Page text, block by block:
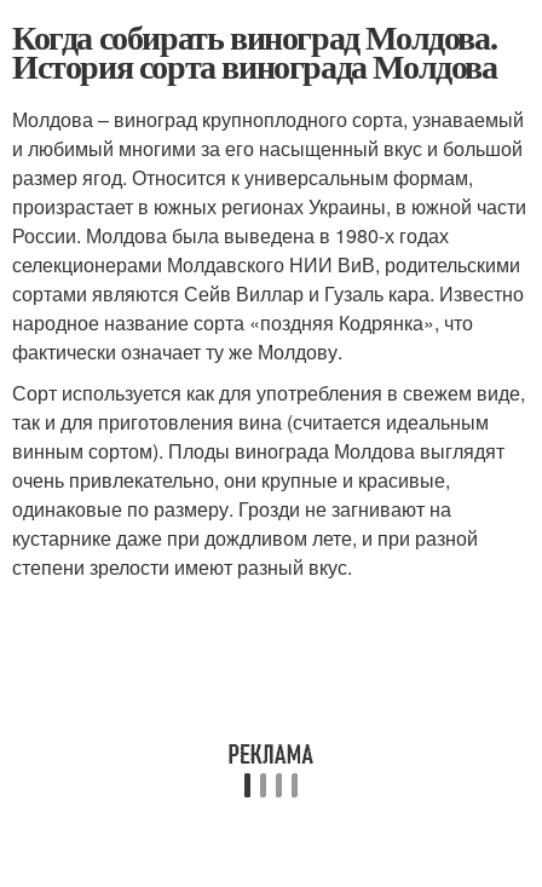
Когда собирать виноград Молдова.
История сорта винограда Молдова
Молдова – виноград крупноплодного сорта, узнаваемый
и любимый многими за его насыщенный вкус и большой
размер ягод. Относится к универсальным формам,
произрастает в южных регионах Украины, в южной части
России. Молдова была выведена в 1980-х годах
селекционерами Молдавского НИИ ВиВ, родительскими
сортами являются Сейв Виллар и Гузаль кара. Известно
народное название сорта «поздняя Кодрянка», что
фактически означает ту же Молдову.
Сорт используется как для употребления в свежем виде,
так и для приготовления вина (считается идеальным
винным сортом). Плоды винограда Молдова выглядят
очень привлекательно, они крупные и красивые,
одинаковые по размеру. Грозди не загнивают на
кустарнике даже при дождливом лете, и при разной
степени зрелости имеют разный вкус.